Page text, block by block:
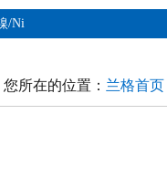
/Ni
您所在的位置： 兰格首页